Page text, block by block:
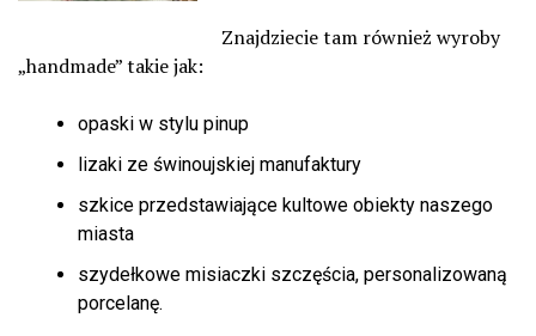
Znajdziecie tam również wyroby
„handmade” takie jak:
opaski w stylu pinup
lizaki ze świnoujskiej manufaktury
szkice przedstawiające kultowe obiekty naszego
miasta
szydełkowe misiaczki szczęścia, personalizowaną
porcelanę.